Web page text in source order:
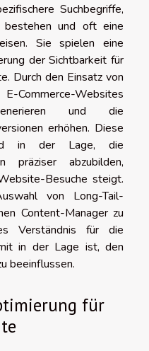
Suchbegriffe,
und oft eine
Sie spielen eine
der Sichtbarkeit für
Durch den Einsatz von
Commerce-Websites
und die
erhöhen. Diese
in der Lage, die
präziser abzubilden,
Besuche steigt.
von Long-Tail-
Content-Manager zu
Verständnis für die
in der Lage ist, den
beeinflussen.
für